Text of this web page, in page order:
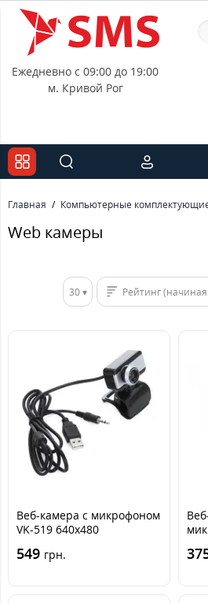
Ежедневно с 09:00 до 19:00
м. Кривой Рог
Главная Компьютерные
Web камеры
30 Рейтинг (начиная
Веб-камера с микрофоном
VK-519 640х480
549 грн.